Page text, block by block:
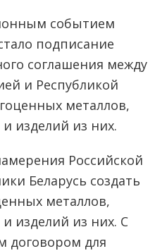
событием
подписание
соглашения между
и Республикой
металлов,
изделий из них.
Российской
Беларусь создать
металлов,
изделий из них. С
договором для